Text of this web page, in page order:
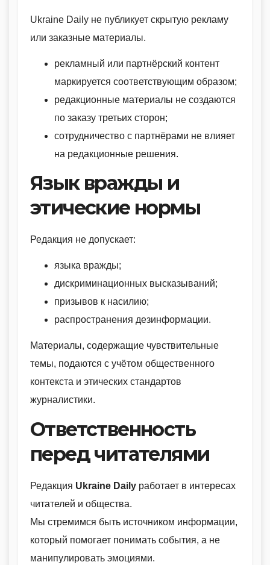
Ukraine Daily не публикует скрытую рекламу
или заказные материалы.
рекламный или партнёрский контент
маркируется соответствующим образом;
редакционные материалы не создаются
по заказу третьих сторон;
сотрудничество с партнёрами не влияет
на редакционные решения.
Язык вражды и
этические нормы
Редакция не допускает:
языка вражды;
дискриминационных высказываний;
призывов к насилию;
распространения дезинформации.
Материалы, содержащие чувствительные
темы, подаются с учётом общественного
контекста и этических стандартов
журналистики.
Ответственность
перед читателями
Редакция Ukraine Daily работает в интересах
читателей и общества.
Мы стремимся быть источником информации,
который помогает понимать события, а не
манипулировать эмоциями.